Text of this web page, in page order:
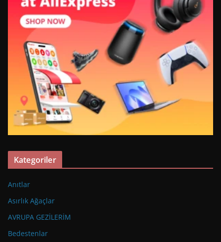
Kategoriler
Anıtlar
Asırlık Ağaçlar
AVRUPA GEZİLERİM
Bedestenlar